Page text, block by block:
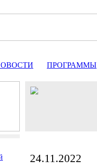
ПРОГРАММЫ
24.11.2022